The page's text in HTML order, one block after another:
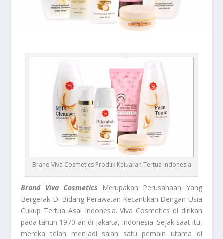
Brand Viva Cosmetics Produk Keluaran Tertua Indonesia
Brand Viva Cosmetics Merupakan Perusahaan Yang
Bergerak Di Bidang Perawatan Kecantikan Dengan Usia
Cukup Tertua Asal Indonesia. Viva Cosmetics di dirikan
pada tahun 1970-an di Jakarta, Indonesia. Sejak saat itu,
mereka telah menjadi salah satu pemain utama di